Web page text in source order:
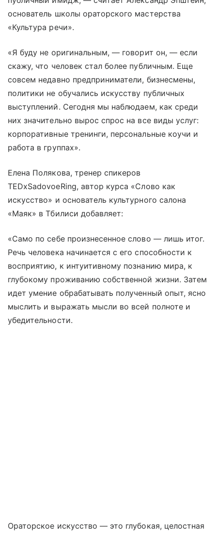
основатель школы ораторского мастерства
«Культура речи».
«Я буду не оригинальным, — говорит он, — если
скажу, что человек стал более публичным. Еще
совсем недавно предприниматели, бизнесмены,
политики не обучались искусству публичных
выступлений. Сегодня мы наблюдаем, как среди
них значительно вырос спрос на все виды услуг:
корпоративные тренинги, персональные коучи и
работа в группах».
Елена Полякова, тренер спикеров
TEDxSadovoeRing, автор курса «Слово как
искусство» и основатель культурного салона
«Маяк» в Тбилиси добавляет:
«Само по себе произнесенное слово — лишь итог.
Речь человека начинается с его способности к
восприятию, к интуитивному познанию мира, к
глубокому проживанию собственной жизни. Затем
идет умение обрабатывать полученный опыт, ясно
мыслить и выражать мысли во всей полноте и
убедительности.
Ораторское искусство — это глубокая, целостная